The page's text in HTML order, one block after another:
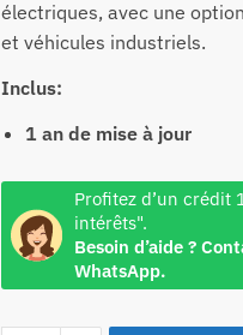
électriques, avec une
et véhicules industriels.
Inclus:
1 an de mise à jour
Profitez d’un crédit
intérêts".
Besoin d’aide ?
WhatsApp.